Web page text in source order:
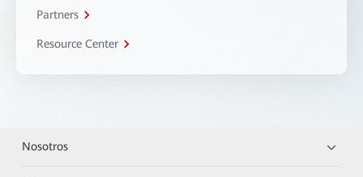
Partners
Resource Center
Nosotros